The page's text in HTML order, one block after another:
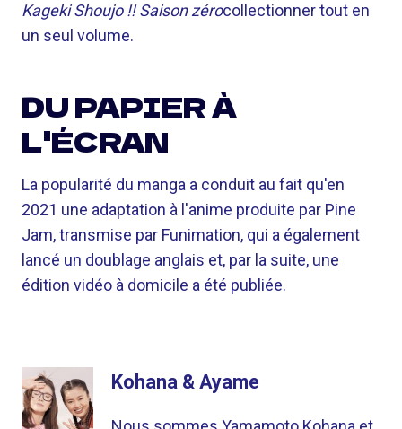
Kageki Shoujo !! Saison zérocollectionner tout en
un seul volume.
DU PAPIER À
L'ÉCRAN
La popularité du manga a conduit au fait qu'en
2021 une adaptation à l'anime produite par Pine
Jam, transmise par Funimation, qui a également
lancé un doublage anglais et, par la suite, une
édition vidéo à domicile a été publiée.
Kohana & Ayame